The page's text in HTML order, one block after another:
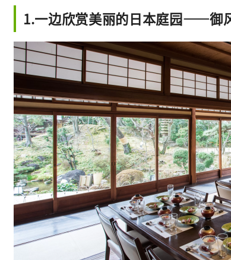
1.一边欣赏美丽的日本庭园——御